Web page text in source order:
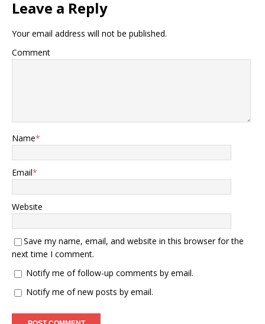
Leave a Reply
Your email address will not be published.
Comment
Name*
Email*
Website
Save my name, email, and website in this browser for the
next time I comment.
Notify me of follow-up comments by email.
Notify me of new posts by email.